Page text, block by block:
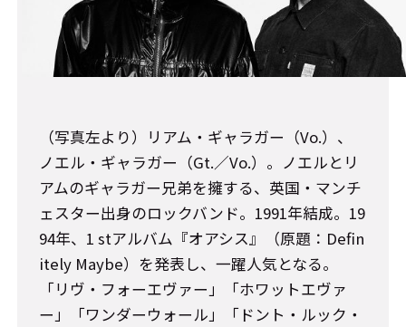
（写真左より）リアム・ギャラガー（Vo.）、
ノエル・ギャラガー（Gt.／Vo.）。ノエルとリ
アムのギャラガー兄弟を擁する、英国・マンチ
ェスター出身のロックバンド。1991年結成。19
94年、1 stアルバム『オアシス』（原題：Defin
itely Maybe）を発表し、一躍人気となる。
「リヴ・フォーエヴァー」「ホワットエヴァ
ー」「ワンダーウォール」「ドント・ルック・